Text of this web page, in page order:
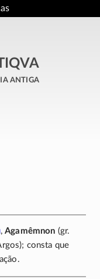
antiga
,Agamêmnon (gr.
consta que